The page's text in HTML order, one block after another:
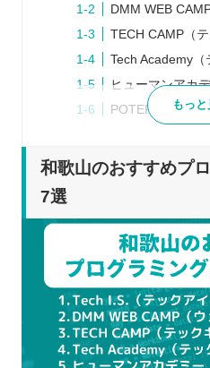
DMM WEB
TECH CAMP（
Tech Academy（
ヒューマンアカ
POTEPAN
プログラミングスクー
通学・オンライ
転職・就職サポ
適切な料金・規
プログラミングスクール
プログラミング
わからない部分
もっと
和歌山のおすすめプ
7選